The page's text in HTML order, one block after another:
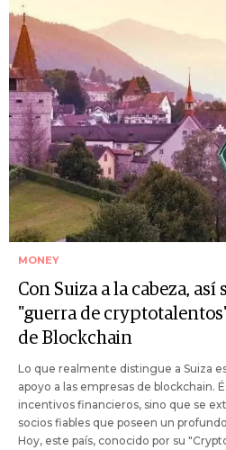
MONEY
Con Suiza a la cabeza,
"guerra de
de Blockchain
Lo que realmente distingue a Suiza
apoyo a las empresas de blockchain.
incentivos financieros, sino que se
socios fiables que poseen un
Hoy, este país, conocido por su